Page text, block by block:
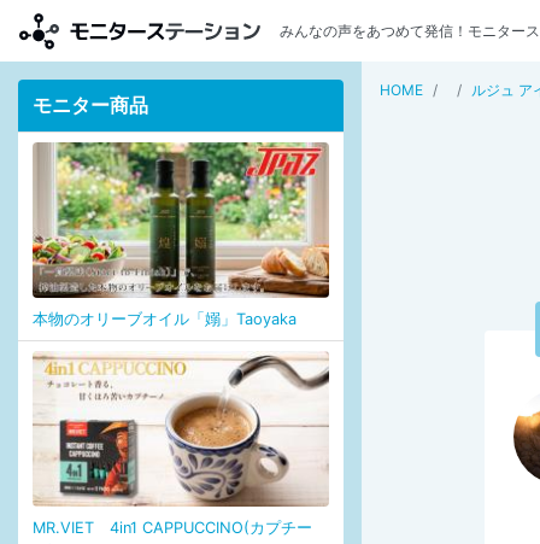
みんなの声をあつめて発信！モニター
HOME ルジュ ア
モニター商品
本物のオリーブオイル「嫋」Taoyaka
MR.VIET 4in1 CAPPUCCINO(カプチー